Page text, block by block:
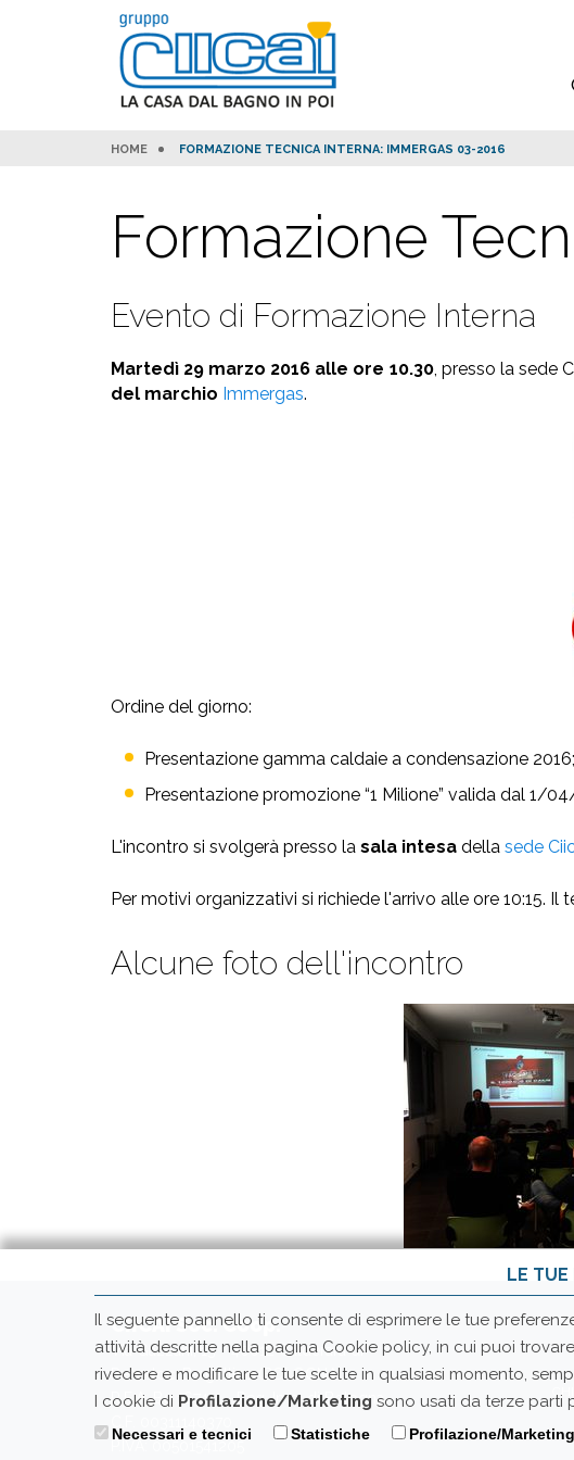
HOME FORMAZIONE TECNICA INTERNA: IMMERGAS 03-2016
Formazione
Evento di Formazione Interna
Martedì 29 marzo 2016 alle ore 10.30, presso la sede
del marchio Immergas.
Ordine del giorno:
Presentazione gamma caldaie a condensazione 2016;
Presentazione promozione “1 Milione” valida dal 1/
L'incontro si svolgerà presso la sala intesa della sede
Per motivi organizzativi si richiede l'arrivo alle ore 10:15.
Alcune foto dell'incontro
CIICAI Soc. Coop.
Via Gazzani, 13 - 40012 Calderara di
Reno loc. Bargellino (BOLOGNA)
R.E.A. Bo 167411 - Reg. Imp. di Bologna
LE TUE
Il seguente pannello ti consente di esprimere le tue
attività descritte nella pagina Cookie policy, in cui puoi
rivedere e modificare le tue scelte in qualsiasi momento,
I cookie di Profilazione/Marketing sono usati da terze parti
Necessari e tecnici Statistiche Profilazione/Marketing